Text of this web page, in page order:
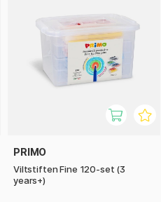
PRIMO
Viltstiften Fine 120-set (3
years+)